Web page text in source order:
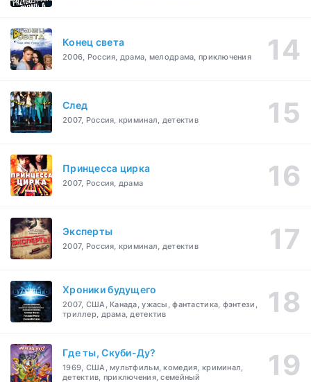
Конец света
2006, Россия, драма, мелодрама, приключения
След
2007, Россия, криминал, детектив
Принцесса цирка
2007, Россия, драма
Эксперты
2007, Россия, криминал, детектив
Хроники будущего
2007, США, Канада, ужасы, фантастика, фэнтези,
триллер, драма, детектив
Где ты, Скуби-Ду?
1969, США, мультфильм, комедия, криминал,
детектив, приключения, семейный